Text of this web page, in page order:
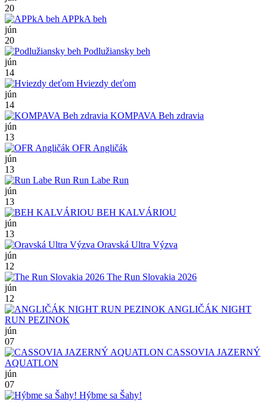
20
APPkA beh
jún
20
Podlužiansky beh
jún
14
Hviezdy deťom
jún
14
KOMPAVA Beh zdravia
jún
13
OFR Angličák
jún
13
Run Labe Run
jún
13
BEH KALVÁRIOU
jún
13
Oravská Ultra Výzva
jún
12
The Run Slovakia 2026
jún
12
ANGLIČÁK NIGHT
RUN PEZINOK
jún
07
CASSOVIA JAZERNÝ
AQUATLON
jún
07
Hýbme sa Šahy!